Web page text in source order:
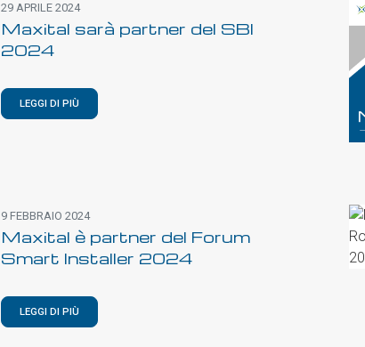
29 APRILE 2024
Maxital sarà partner del SBI
2024
LEGGI DI PIÙ
9 FEBBRAIO 2024
Maxital è partner del Forum
Smart Installer 2024
LEGGI DI PIÙ